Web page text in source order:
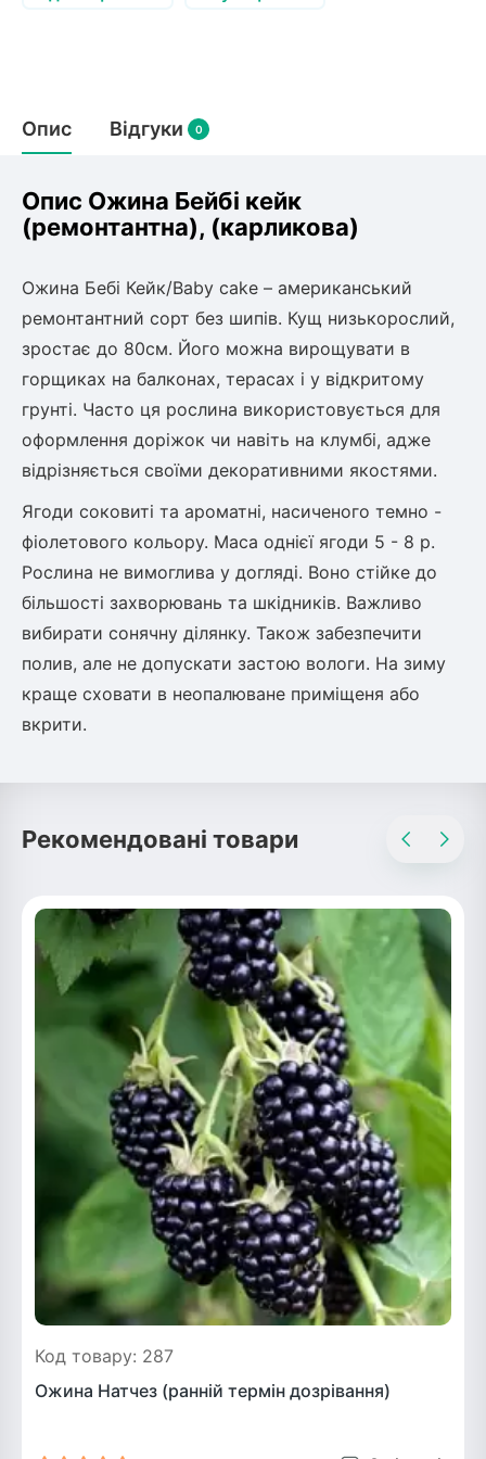
Мирт
Мушмула
Інжирний персик
Нектарин
Алича
Айва
Абрикос
Обліпиха
Кизил
Азіатська груша
Смородина
Актинідія
Ірга
Ківі
Пієріс Японський
Бересклет
Вейгела
Пухироплідник
Спірея
Азалія
Дерен
Штамбові троянди
Бузок
Жасмин (Чубушник)
Будлея
Лавровишня
Бобовник (Жерновець)
Калина
Піраканта
Бузина
Багаторічні рослини
Молодило (Кам'яні троянди)
Пряні трави
Барвінок
Чемерник (морозник)
Рослини що в'ються
Гліцинія (Вістерія)
Жимолость декоративна
Плющ
Клематіс
Рубальні машини
Картоплесаджалки
Картоплекопалки
Роторні косарки
Навантажувачі
Опис Відгуки 0
Опис Ожина Бейбі кейк
(ремонтантна), (карликова)
Ожина Бебі Кейк/Baby cake – американський
ремонтантний сорт без шипів. Кущ низькорослий,
зростає до 80см. Його можна вирощувати в
горщиках на балконах, терасах і у відкритому
грунті. Часто ця рослина використовується для
оформлення доріжок чи навіть на клумбі, адже
відрізняється своїми декоративними якостями.
Ягоди соковиті та ароматні, насиченого темно -
фіолетового кольору. Маса однієї ягоди 5 - 8 р.
Рослина не вимоглива у догляді. Воно стійке до
більшості захворювань та шкідників. Важливо
вибирати сонячну ділянку. Також забезпечити
полив, але не допускати застою вологи. На зиму
краще сховати в неопалюване приміщеня або
вкрити.
Рекомендовані товари
Код товару: 287
Ожина Натчез (ранній термін дозрівання)